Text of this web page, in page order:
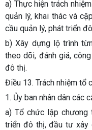
a) Thực hiện trách
quản lý, khai thác và
cầu quản lý, phát triển
b) Xây dựng lộ trình
theo dõi, đánh giá,
đô thị.
Điều 13. Trách nhiệm tổ
1. Ủy ban nhân dân các
a) Tổ chức lập chương
triển đô thị, đầu tư